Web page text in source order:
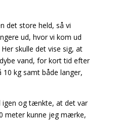
det store held, så vi
ud, hvor vi kom ud
skulle det vise sig, at
vand, for kort tid efter
kg samt både langer,
igen og tænkte, at det var
meter kunne jeg mærke,